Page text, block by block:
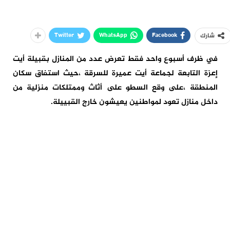
شارك Facebook
WhatsApp
Twitter
في ظرف أسبوع واحد فقط تعرض عدد من المنازل بقبيلة أيت
إعزة التابعة لجماعة أيت عميرة للسرقة ،حيث استفاق سكان
المنطقة ،على وقع السطو على أثاث وممتلكات منزلية من
داخل منازل تعود لمواطنين يعيشون خارج القبييلة.